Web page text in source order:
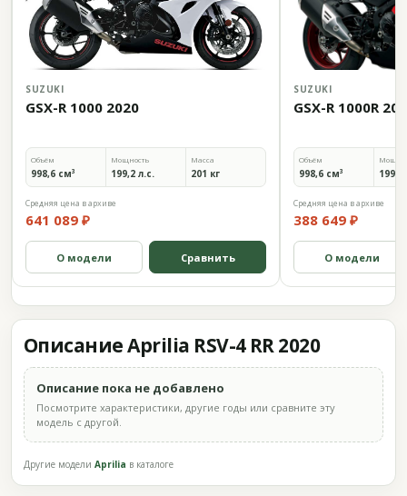
SUZUKI
GSX-R 1000 2020
Объём
998,6 см³
Мощность
199,2 л.с.
Масса
201 кг
Средняя цена в архиве
641 089 ₽
О модели Сравнить
SUZUKI
GSX-R 1000R
Объём
998,6 см³ 199,2
Средняя цена в архиве
388 649 ₽
О модели
Описание Aprilia RSV-4 RR 2020
Описание пока не добавлено
Посмотрите характеристики, другие годы или сравните эту
модель с другой.
Другие модели Aprilia в каталоге